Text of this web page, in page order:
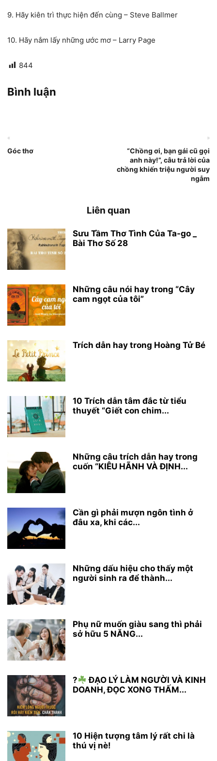
9. Hãy kiên trì thực hiện đến cùng – Steve Ballmer
10. Hãy nắm lấy những ước mơ – Larry Page
844
Bình luận
«
Góc thơ
»
“Chồng ơi, bạn gái cũ gọi
anh này!”, câu trả lời của
chồng khiến triệu người suy
ngẫm
Liên quan
Sưu Tầm Thơ Tình Của Ta-go _
Bài Thơ Số 28
Những câu nói hay trong “Cây
cam ngọt của tôi”
Trích dẫn hay trong Hoàng Tử Bé
10 Trích dẫn tâm đắc từ tiểu
thuyết “Giết con chim...
Những câu trích dẫn hay trong
cuốn “KIÊU HÃNH VÀ ĐỊNH...
Cần gì phải mượn ngôn tình ở
đâu xa, khi các...
Những dấu hiệu cho thấy một
người sinh ra để thành...
Phụ nữ muốn giàu sang thì phải
sở hữu 5 NĂNG...
?
ĐẠO LÝ LÀM NGƯỜI VÀ KINH
DOANH, ĐỌC XONG THẤM...
10 Hiện tượng tâm lý rất chi là
thú vị nè!